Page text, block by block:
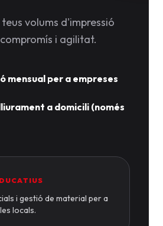
volums d'impressió
i agilitat.
mensual per a empreses
a domicili (només
i gestió de material per a
locals.